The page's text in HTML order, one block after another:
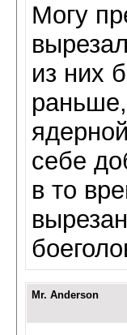
Могу
из них
себе
в то
Mr. Anderson